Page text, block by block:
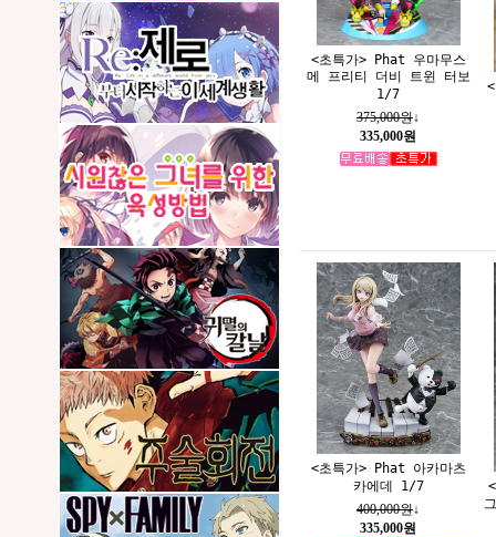
<초특가> Phat 우마무스
메 프리티 더비 트윈 터보
1/7
375,000원↓
335,000원
<초특가> Phat 아카마츠
카에데 1/7
400,000원↓
335,000원